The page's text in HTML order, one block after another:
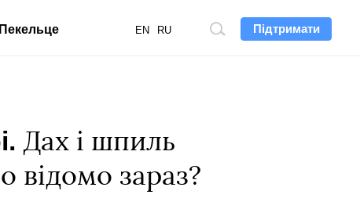
Підтримати
Пошук
EN RU
Пекельце
Дах і шпиль
відомо зараз?